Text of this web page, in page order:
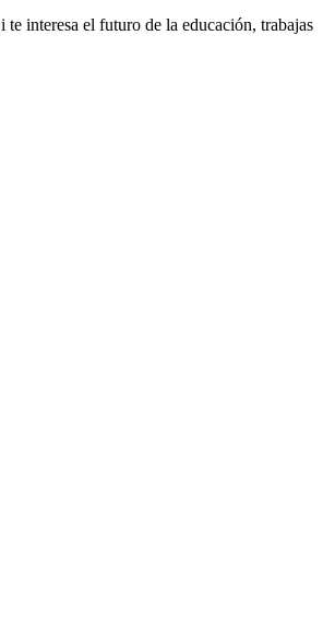
interesa el futuro de la educación, trabajas